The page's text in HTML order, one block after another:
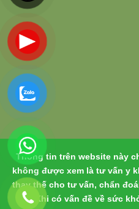
Thông tin trên website này
không được xem là tư vấn y
thay thế cho tư vấn, chẩn
tế. Khi có vấn đề về sức